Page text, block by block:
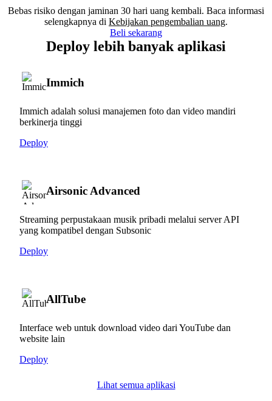
Bebas risiko dengan jaminan 30 hari uang kembali. Baca informasi
selengkapnya di Kebijakan pengembalian uang.
Beli sekarang
Deploy lebih banyak aplikasi
Immich
Immich adalah solusi manajemen foto dan video mandiri
berkinerja tinggi
Deploy
Airsonic Advanced
Streaming perpustakaan musik pribadi melalui server API
yang kompatibel dengan Subsonic
Deploy
AllTube
Interface web untuk download video dari YouTube dan
website lain
Deploy
Lihat semua aplikasi